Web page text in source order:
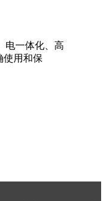
么大
电一体化、高
使用和保
（shēn）液